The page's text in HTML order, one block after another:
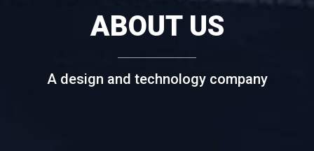
ABOUT US
A design and technology company